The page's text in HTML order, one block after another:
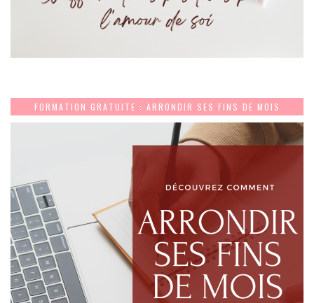
FORMATION GRATUITE : ARRONDIR SES FINS DE MOIS